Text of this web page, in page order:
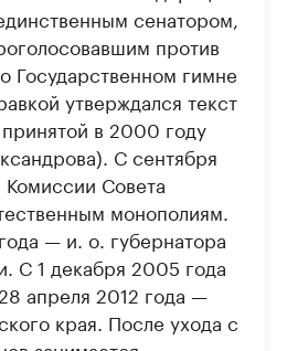
сенатором,
против
Государственном гимне
утверждался текст
в 2000 году
С сентября
Совета
монополиям.
— и. о. губернатора
С 1 декабря 2005 года
апреля 2012 года —
края. После ухода с